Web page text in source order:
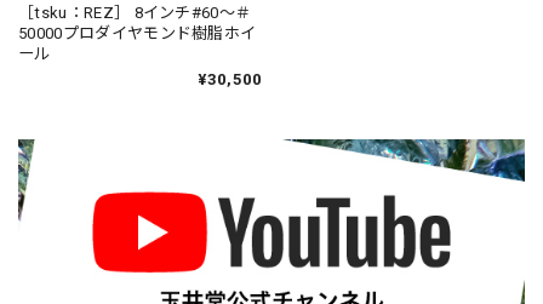
［tsku：REZ］ 8インチ#60〜＃
50000プロダイヤモンド樹脂ホイ
ール
¥30,500